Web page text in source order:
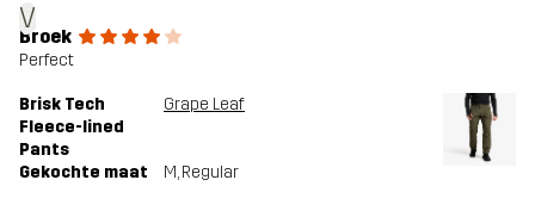
V
Broek
Perfect
Brisk Tech
Fleece-lined
Pants
Grape Leaf
Gekochte maat M, Regular